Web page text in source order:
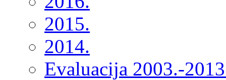
2015.
2014.
Evaluacija 2003.-